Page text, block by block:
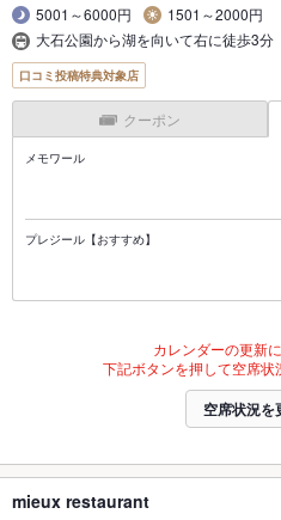
5001～6000円
1501～2000円
大石公園から湖を向いて右に徒歩3分
口コミ投稿特典対象店
クーポン
メモワール
プレジール【おすすめ】
カレンダーの更新
下記ボタンを押して空席状
空席状況を
mieux restaurant